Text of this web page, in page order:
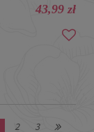
43,99 zł
2 3